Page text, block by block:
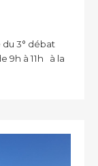
3° débat
9h à 11h à la